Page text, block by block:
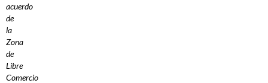
acuerdo
de
la
Zona
de
Libre
Comercio